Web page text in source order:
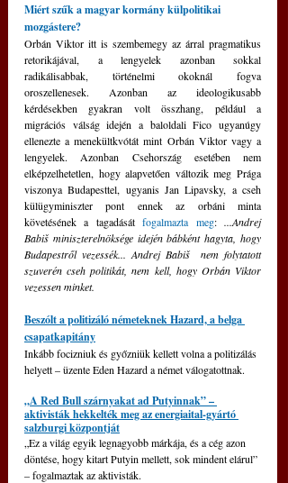
Miért szűk a magyar kormány külpolitikai
mozgástere?
Orbán Viktor itt is szembemegy az árral pragmatikus
retorikájával, a lengyelek azonban sokkal
radikálisabbak, történelmi okoknál fogva
oroszellenesek. Azonban az ideologikusabb
kérdésekben gyakran volt összhang, például a
migrációs válság idején a baloldali Fico ugyanúgy
ellenezte a menekültkvótát mint Orbán Viktor vagy a
lengyelek. Azonban Csehország esetében nem
elképzelhetetlen, hogy alapvetően változik meg Prága
viszonya Budapesttel, ugyanis Jan Lipavsky, a cseh
külügyminiszter pont ennek az orbáni minta
követésének a tagadását fogalmazta meg: ...Andrej
Babiš miniszterelnöksége idején bábként hagyta, hogy
Budapestről vezessék... Andrej Babiš  nem folytatott
szuverén cseh politikát, nem kell, hogy Orbán Viktor
vezessen minket.
Beszólt a politizáló németeknek Hazard, a belga
csapatkapitány
Inkább focizniuk és győzniük kellett volna a politizálás
helyett – üzente Eden Hazard a német válogatottnak.
„A Red Bull szárnyakat ad Putyinnak” –
aktivisták hekkelték meg az energiaital-gyártó
salzburgi központját
„Ez a világ egyik legnagyobb márkája, és a cég azon
döntése, hogy kitart Putyin mellett, sok mindent elárul”
– fogalmaztak az aktivisták.